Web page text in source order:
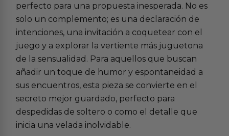
perfecto para una propuesta inesperada. No es
solo un complemento; es una declaración de
intenciones, una invitación a coquetear con el
juego y a explorar la vertiente más juguetona
de la sensualidad. Para aquellos que buscan
añadir un toque de humor y espontaneidad a
sus encuentros, esta pieza se convierte en el
secreto mejor guardado, perfecto para
despedidas de soltero o como el detalle que
inicia una velada inolvidable.